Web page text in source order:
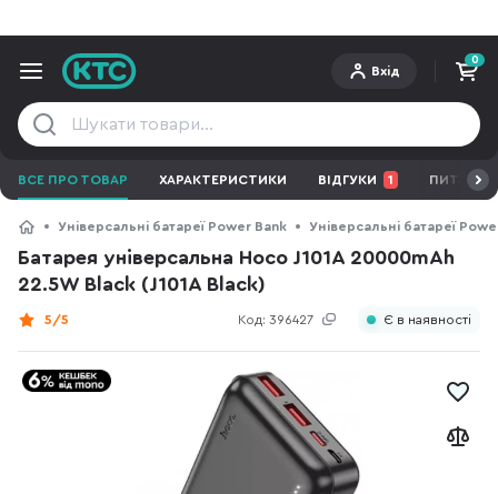
Вхід
0
ВСЕ ПРО ТОВАР ХАРАКТЕРИСТИКИ ВІДГУКИ 1 ПИТАННЯ
Універсальні батареї Power Bank Універсальні батареї
Батарея універсальна Hoco J101A 20000mAh
22.5W Black (J101A Black)
Код: 396427
5/5 Є в наявності